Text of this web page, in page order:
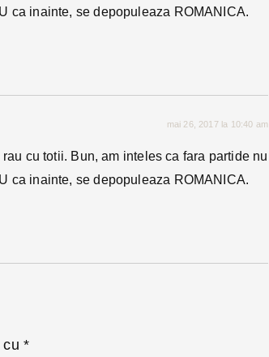
ca inainte, se depopuleaza ROMANICA.
mai 26, 2017 la 10:40 am
cu totii. Bun, am inteles ca fara partide nu
ca inainte, se depopuleaza ROMANICA.
cu *